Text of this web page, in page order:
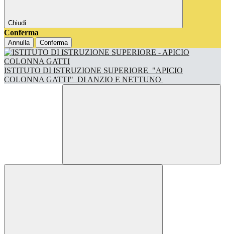
Chiudi
Conferma
Annulla Conferma
ISTITUTO DI ISTRUZIONE SUPERIORE "APICIO
COLONNA GATTI" DI ANZIO E NETTUNO